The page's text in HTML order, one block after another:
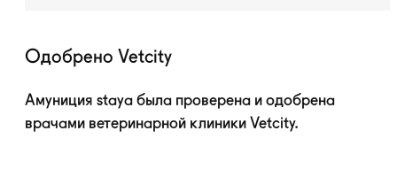
Одобрено Vetcity
Амуниция staya была проверена и одобрена
врачами ветеринарной клиники Vetcity.